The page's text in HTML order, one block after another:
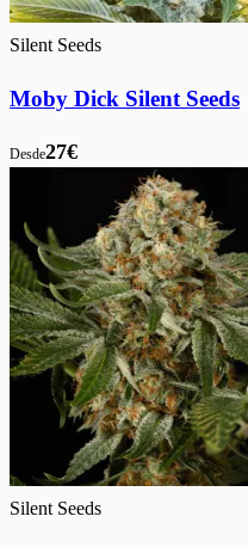
Silent Seeds
Moby Dick Silent Seeds
Desde27€
Silent Seeds